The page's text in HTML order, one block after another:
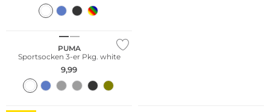
Große Größen
PUMA
Sportsocken 3-er Pkg. white
9,99
Multi Pack
Nachhaltig